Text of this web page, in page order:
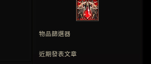
物品篩選器
近期發表文章